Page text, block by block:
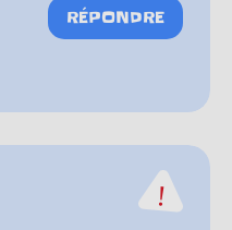
réactions
RÉPONDRE